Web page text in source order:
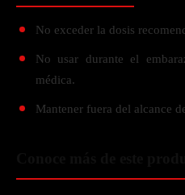
No exceder la dosis
No usar durante el
médica.
Mantener fuera del alcance